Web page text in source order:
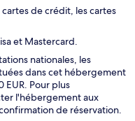
de crédit, les cartes
et Mastercard.
nationales, les
dans cet hébergement
EUR. Pour plus
l'hébergement aux
de réservation.